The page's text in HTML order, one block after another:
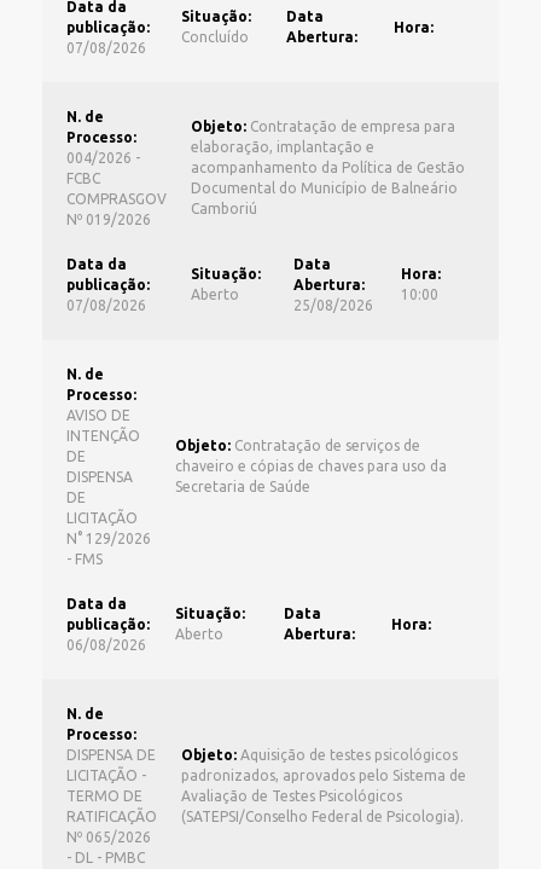
Data da
publicação:
07/08/2026
Situação:
Concluído
Data
Abertura:
Hora:
N. de
Processo:
004/2026 -
FCBC
COMPRASGOV
Nº 019/2026
Objeto: Contratação de empresa para
elaboração, implantação e
acompanhamento da Política de Gestão
Documental do Município de Balneário
Camboriú
Data da
publicação:
07/08/2026
Situação:
Aberto
Data
Abertura:
25/08/2026
Hora:
10:00
N. de
Processo:
AVISO DE
INTENÇÃO
DE
DISPENSA
DE
LICITAÇÃO
N° 129/2026
- FMS
Objeto: Contratação de serviços de
chaveiro e cópias de chaves para uso da
Secretaria de Saúde
Data da
publicação:
06/08/2026
Situação:
Aberto
Data
Abertura:
Hora:
N. de
Processo:
DISPENSA DE
LICITAÇÃO -
TERMO DE
RATIFICAÇÃO
Nº 065/2026
- DL - PMBC
Objeto: Aquisição de testes psicológicos
padronizados, aprovados pelo Sistema de
Avaliação de Testes Psicológicos
(SATEPSI/Conselho Federal de Psicologia).